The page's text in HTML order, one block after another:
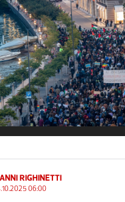
RIGHINETTI
06:00